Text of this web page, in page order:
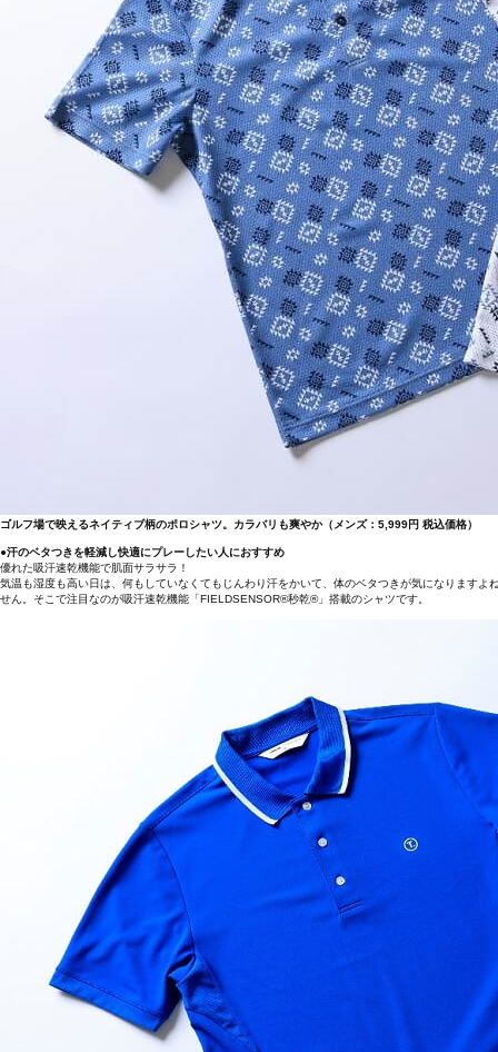
ゴルフ場で映えるネイティブ柄のポロシャツ。カラバリも爽やか（メンズ：5,999円 税込価格）
●汗のベタつきを軽減し快適にプレーしたい人におすすめ
優れた吸汗速乾機能で肌面サラサラ！
気温も湿度も高い日は、何もしていなくてもじんわり汗をかいて、体のベタつきが気になります
せん。そこで注目なのが吸汗速乾機能「FIELDSENSOR®秒乾®」搭載のシャツです。